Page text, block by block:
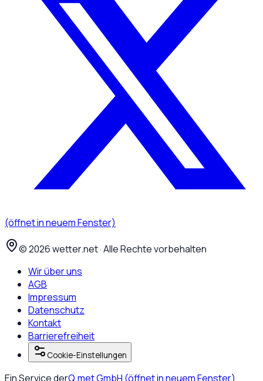
(öffnet in neuem Fenster)
©2026wetter.net · Alle Rechte vorbehalten
Wir über uns
AGB
Impressum
Datenschutz
Kontakt
Barrierefreiheit
Cookie-Einstellungen
Ein Service derQ.met GmbH (öffnet in neuem Fenster)